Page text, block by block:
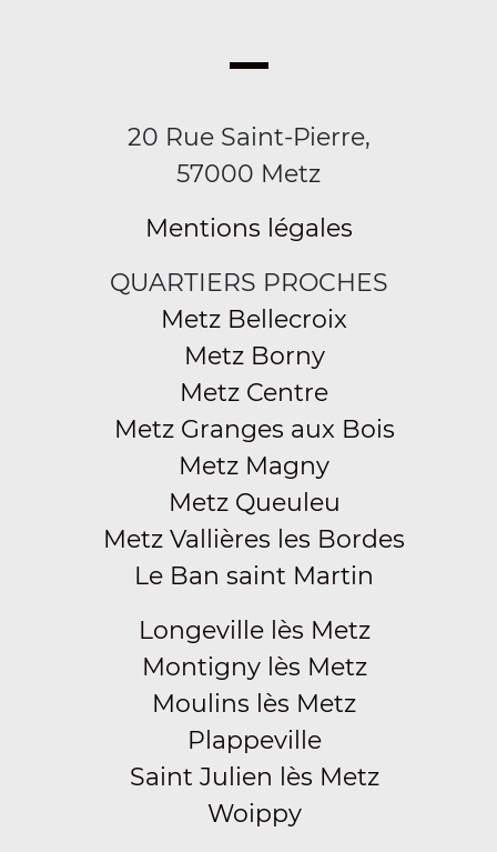
20 Rue Saint-Pierre,
57000 Metz
Mentions légales
QUARTIERS PROCHES
Metz Bellecroix
Metz Borny
Metz Centre
Metz Granges aux Bois
Metz Magny
Metz Queuleu
Metz Vallières les Bordes
Le Ban saint Martin
Longeville lès Metz
Montigny lès Metz
Moulins lès Metz
Plappeville
Saint Julien lès Metz
Woippy